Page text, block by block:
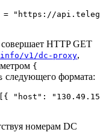
HTTP GET
v1/dc-proxy,
{
следующего формата:
номерам DC